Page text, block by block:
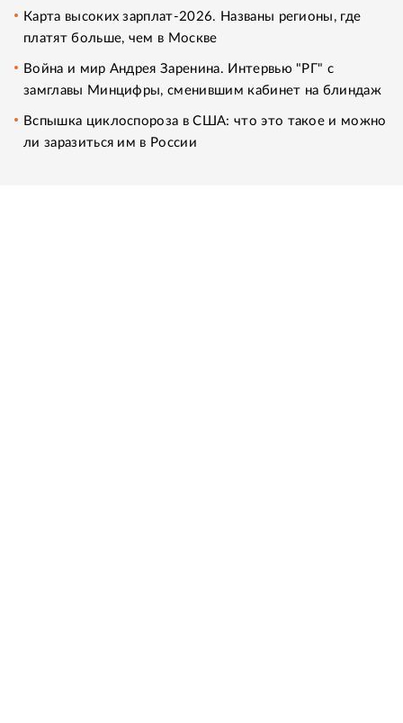
Карта высоких зарплат-2026. Названы регионы, где
платят больше, чем в Москве
Война и мир Андрея Заренина. Интервью "РГ" с
замглавы Минцифры, сменившим кабинет на блиндаж
Вспышка циклоспороза в США: что это такое и можно
ли заразиться им в России